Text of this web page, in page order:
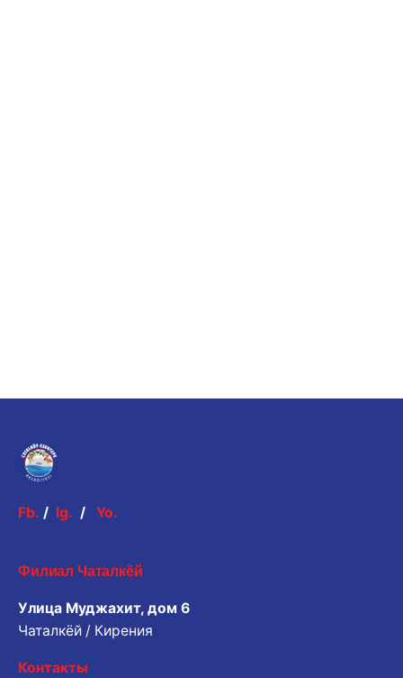
Fb. / Ig. / Yo.
Филиал Чаталкёй
Улица Муджахит, дом 6
Чаталкёй / Кирения
Контакты